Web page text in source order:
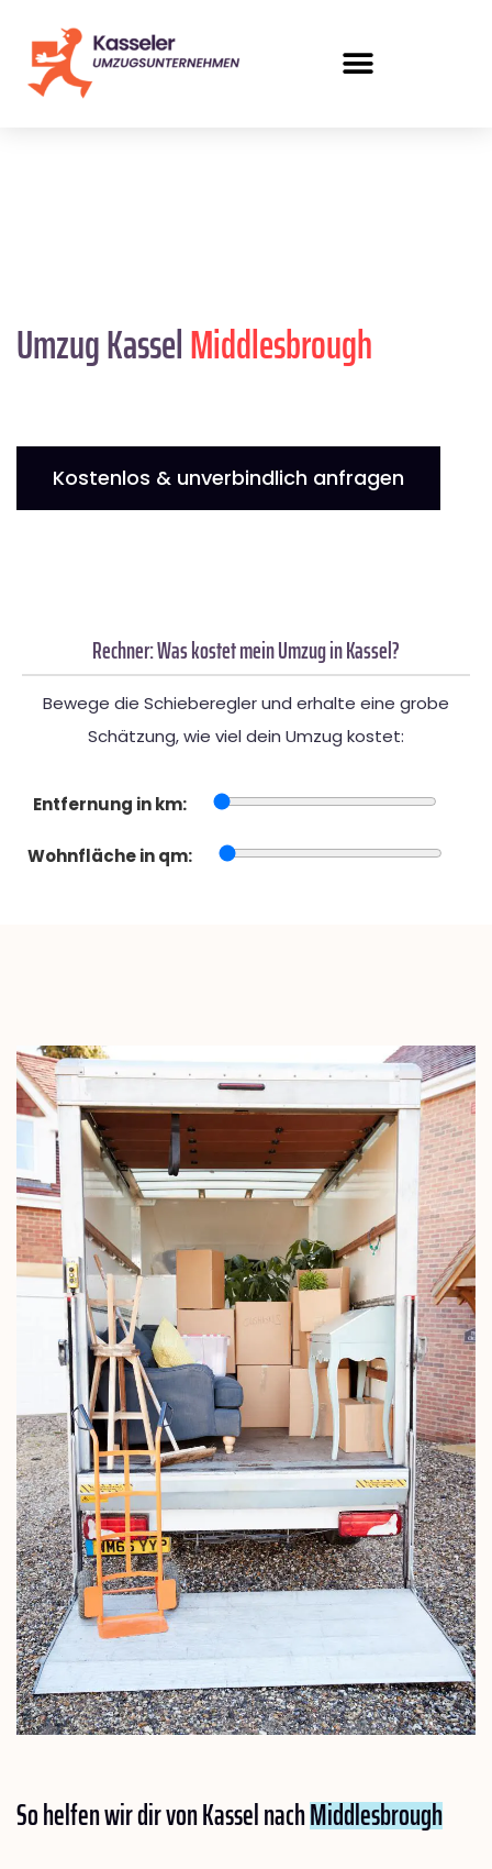
Umzug KasselMiddlesbrough
Kostenlos & unverbindlich anfragen
Rechner: Was kostet mein Umzug in Kassel?
Bewege die Schieberegler und erhalte eine grobe
Schätzung, wie viel dein Umzug kostet:
Entfernung in km:
Wohnfläche in qm:
So helfen wir dir von Kassel nachMiddlesbrough